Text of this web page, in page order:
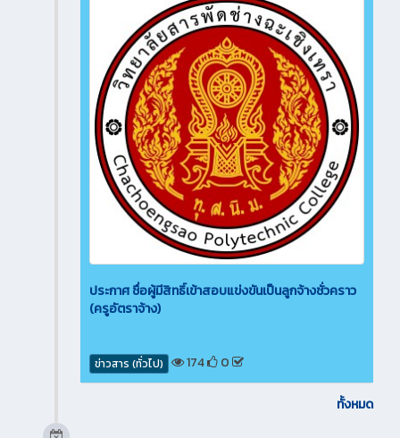
ประกาศ ชื่อผู้มีสิทธิ์เข้าสอบแข่งขันเป็นลูกจ้างชั่วคราว
(ครูอัตราจ้าง)
ข่าวสาร (ทั่วไป) 174 0
ทั้งหมด